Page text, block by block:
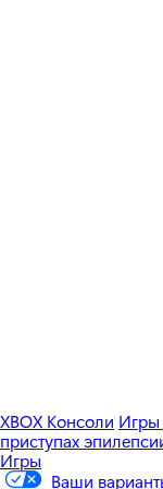
XBOX Консоли Игры
приступах
Игры
Ваши